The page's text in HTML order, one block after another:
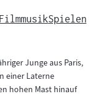
FilmmusikSpielen
Junge aus Paris,
einer Laterne
hohen Mast hinauf